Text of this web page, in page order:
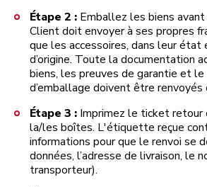
Étape 2 : Emballez les biens
Client doit envoyer à ses propres
que les accessoires, dans leur
d’origine. Toute la documentation
biens, les preuves de garantie et
d’emballage doivent être
Étape 3 : Imprimez le ticket
la/les boîtes. L'étiquette reçue
informations pour que le renvoi se
données, l’adresse de livraison, le
transporteur).